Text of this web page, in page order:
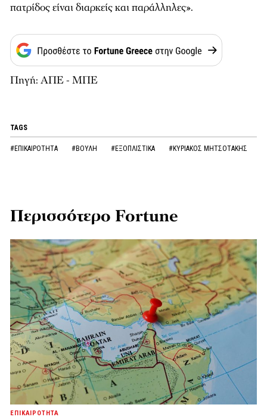
πατρίδος είναι διαρκείς και παράλληλες».
Πηγή: ΑΠΕ - ΜΠΕ
TAGS
#ΕΠΙΚΑΙΡΟΤΗΤΑ #ΒΟΥΛΗ #ΕΞΟΠΛΙΣΤΙΚΑ #ΚΥΡΙΑΚΟΣ ΜΗΤΣΟΤΑΚΗΣ
Περισσότερο Fortune
ΕΠΙΚΑΙΡΟΤΗΤΑ